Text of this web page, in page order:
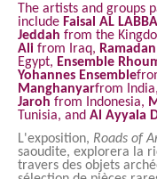
The artists and groups
include Faisal AL
Jeddah from the
Ali from Iraq,
Egypt, Ensemble
Yohannes Ensemble
Manghanyarfrom India,
Jaroh from Indonesia,
Tunisia, and Al Ayyala
L'exposition, Roads of
saoudite, explorera la
travers des objets